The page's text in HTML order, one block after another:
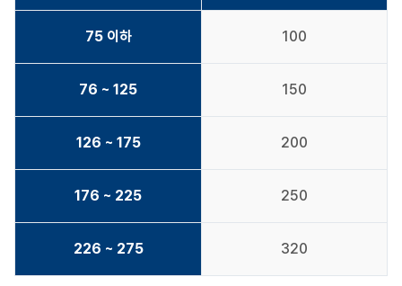
75 이하 100
76 ~ 125 150
126 ~ 175 200
176 ~ 225 250
226 ~ 275 320